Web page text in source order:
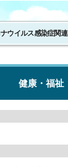
ウイルス感染症関連
健康・福祉